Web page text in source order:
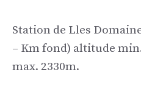
Station de Lles
– Km fond) altitude
max. 2330m.